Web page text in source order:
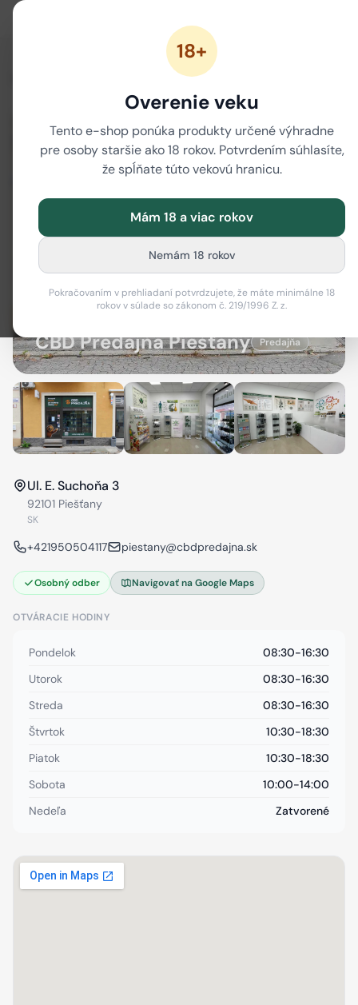
18+
Overenie veku
Tento e-shop ponúka produkty určené výhradne
pre osoby staršie ako 18 rokov. Potvrdením súhlasíte,
že spĺňate túto vekovú hranicu.
Mám 18 a viac rokov
Nemám 18 rokov
Pokračovaním v prehliadaní potvrdzujete, že máte minimálne 18
rokov v súlade so zákonom č. 219/1996 Z. z.
CBD Predajňa Piešťany
CBD Predajňa Piešťany Predajňa
Ul. E. Suchoňa 3
92101 Piešťany
SK
+421950504117 piestany@cbdpredajna.sk
Osobný odber Navigovať na Google Maps
OTVÁRACIE HODINY
Pondelok
08:30-16:30
Utorok
08:30-16:30
Streda
08:30-16:30
Štvrtok
10:30-18:30
Piatok
10:30-18:30
Sobota
10:00-14:00
Nedeľa
Zatvorené